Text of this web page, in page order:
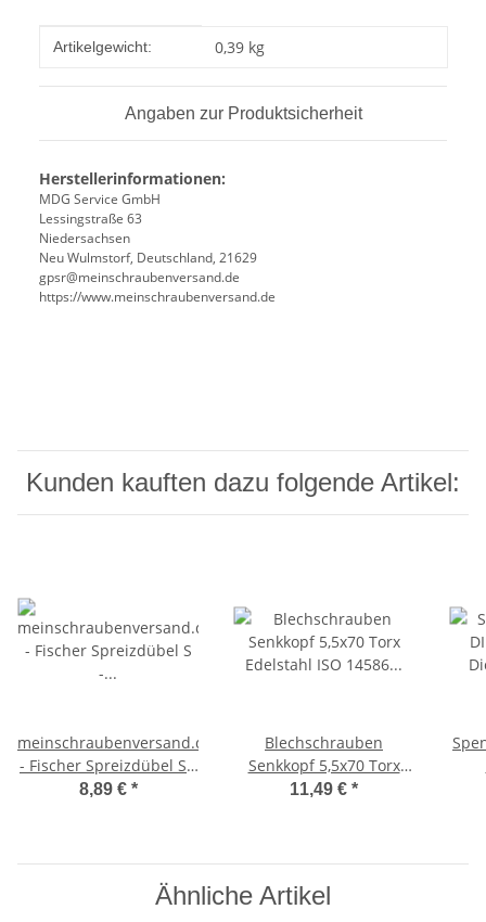
Produkteigenschaft
Wert
Artikelgewicht: 0,39 kg
Angaben zur Produktsicherheit
Herstellerinformationen:
MDG Service GmbH
Lessingstraße 63
Niedersachsen
Neu Wulmstorf, Deutschland, 21629
gpsr@meinschraubenversand.de
https://www.meinschraubenversand.de
Kunden kauften dazu folgende Artikel:
meinschraubenversand.de
- Fischer Spreizdübel S -
alle Größen & Mengen (S
Nylon Dübel) S 6 x
8,89 € *
Blechschrauben
Senkkopf 5,5x70 Torx
Edelstahl ISO 14586 DIN
11,49 € *
Ähnliche Artikel